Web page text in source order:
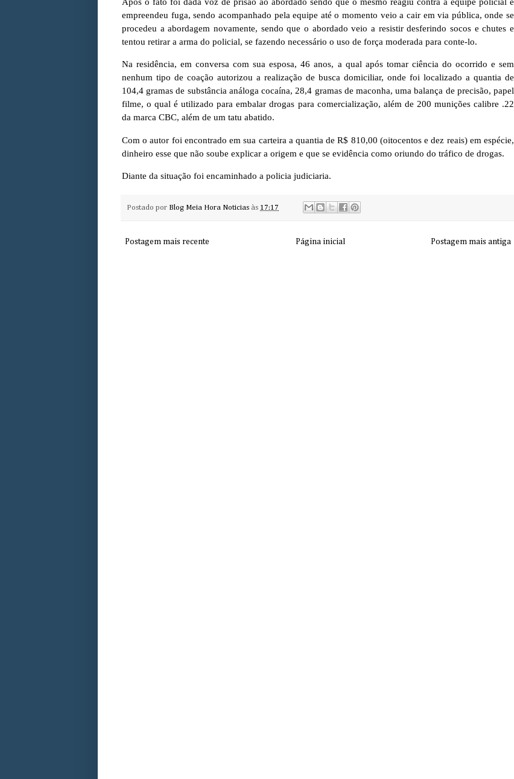
empreendeu fuga, sendo acompanhado pela equipe até o momento veio a cair em via pública, onde se
procedeu a abordagem novamente, sendo que o abordado veio a resistir desferindo socos e chutes e
tentou retirar a arma do policial, se fazendo necessário o uso de força moderada para conte-lo.
Na residência, em conversa com sua esposa, 46 anos, a qual após tomar ciência do ocorrido e sem
nenhum tipo de coação autorizou a realização de busca domiciliar, onde foi localizado a quantia de
104,4 gramas de substância análoga cocaína, 28,4 gramas de maconha, uma balança de precisão, papel
filme, o qual é utilizado para embalar drogas para comercialização, além de 200 munições calibre .22
da marca CBC, além de um tatu abatido.
Com o autor foi encontrado em sua carteira a quantia de R$ 810,00 (oitocentos e dez reais) em espécie,
dinheiro esse que não soube explicar a origem e que se evidência como oriundo do tráfico de drogas.
Diante da situação foi encaminhado a policia judiciaria.
Postado por Blog Meia Hora Noticias às 17:17
Postagem mais recente Postagem mais antiga
Página inicial